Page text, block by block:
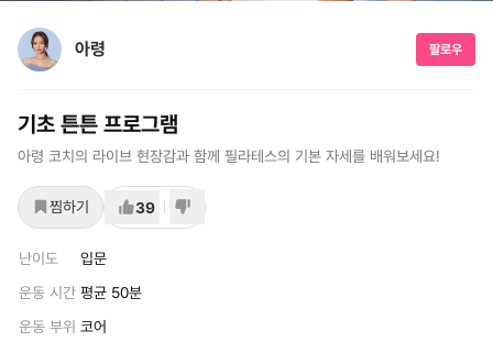
아령 팔로우
기초 튼튼 프로그램
아령 코치의 라이브 현장감과 함께 필라테스의 기본 자세를 배워보세요!
찜하기 39
난이도
입문
운동 시간 평균 50분
운동 부위 코어